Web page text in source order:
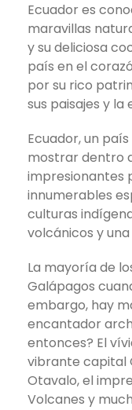
Ecuador es
maravillas
y su deliciosa
país en el
por su rico
sus paisajes y la
Ecuador, un
mostrar dentro
impresionantes
innumerables
culturas
volcánicos y
La mayoría de
Galápagos
embargo, hay
encantador
entonces? El
vibrante capital
Otavalo, el
Volcanes y